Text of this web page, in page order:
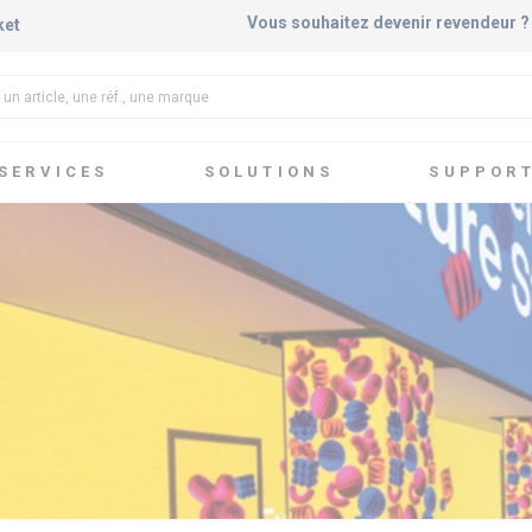
Vous souhaitez devenir revendeur ?
SERVICES SOLUTIONS SUPPORT